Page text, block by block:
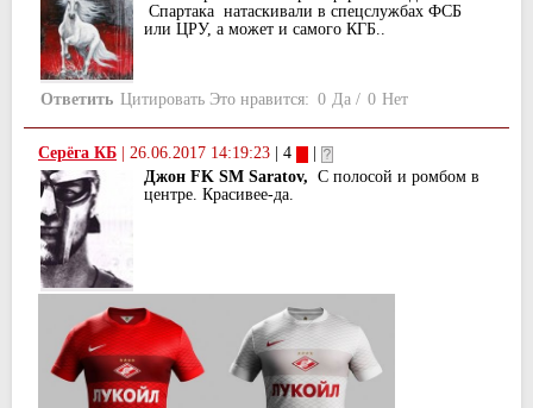
Спартака натаскивали в спецслужбах ФСБ
или ЦРУ, а может и самого КГБ..
Ответить Цитировать Это нравится: 0 Да / 0 Нет
Серёга КБ 26.06.2017 14:19:23 | 4
Джон FK SM Saratov, С полосой и ромбом в
центре. Красивее-да.